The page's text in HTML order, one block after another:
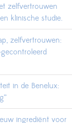
zelfvertrouwen
klinische studie.
zelfvertrouwen:
in de Benelux:
ingrediënt voor